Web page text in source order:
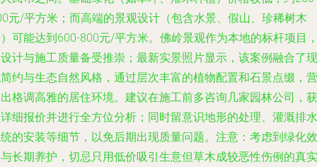
元/平方米；而高端的景观设计（包含水景、假山、珍稀树木
可能达到600-800元/平方米。佛岭景观作为本地的标杆项目
计与施工质量备受推崇；最新实景照片显示，该案例融合了现
约与生态自然风格，通过层次丰富的植物配置和石景点缀，营
格调高雅的居住环境。建议在施工前多咨询几家园林公司，获
细报价并进行全方位分析；同时留意识地形的处理、灌溉排水
的安装等细节，以免后期出现质量问题。注意：考虑到绿化效
长期养护，切忌只用低价吸引生意但草木成较恶性伤例的真实